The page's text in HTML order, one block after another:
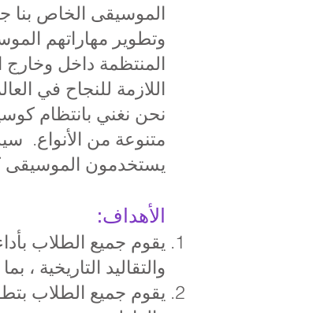
الموسيقى الخاص بنا
وتطوير مهاراتهم
المنتظمة داخل وخارج
اللازمة للنجاح في
نحن نغني بانتظام
متنوعة من الأنواع.
يستخدمون الموسيقى
الأهداف:
يقوم جميع الطلاب
والتقاليد التاريخية
يقوم جميع الطلاب